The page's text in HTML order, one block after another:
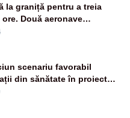
la graniță pentru a treia
Două aeronave
au fost ridicate de la
scenariu favorabil
din sănătate în proiectul